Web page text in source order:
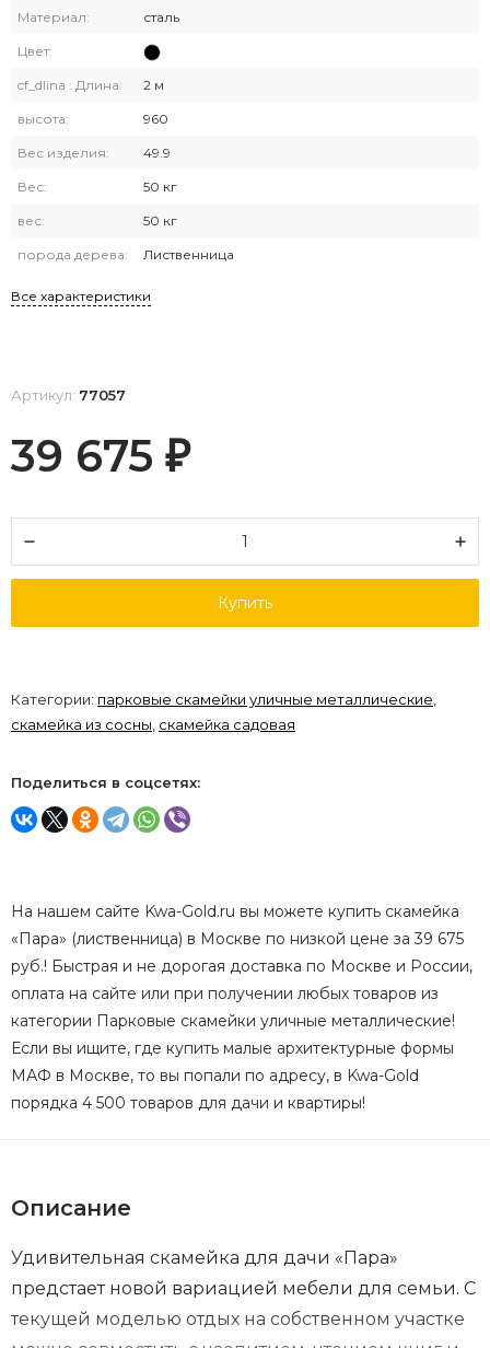
Материал: сталь
Цвет:
cf_dlina : Длина: 2 м
высота: 960
Вес изделия: 49.9
Вес: 50 кг
вес: 50 кг
порода дерева: Лиственница
Все характеристики
Артикул: 77057
39 675 ₽
Купить
Категории: парковые скамейки уличные металлические,
скамейка из сосны, скамейка садовая
Поделиться в соцсетях:
На нашем сайте Kwa-Gold.ru вы можете купить скамейка
«Пара» (лиственница) в Москве по низкой цене за 39 675
руб.! Быстрая и не дорогая доставка по Москве и России,
оплата на сайте или при получении любых товаров из
категории Парковые скамейки уличные металлические!
Если вы ищите, где купить малые архитектурные формы
МАФ в Москве, то вы попали по адресу, в Kwa-Gold
порядка 4 500 товаров для дачи и квартиры!
Описание
Удивительная скамейка для дачи «Пара»
предстает новой вариацией мебели для семьи. С
текущей моделью отдых на собственном участке